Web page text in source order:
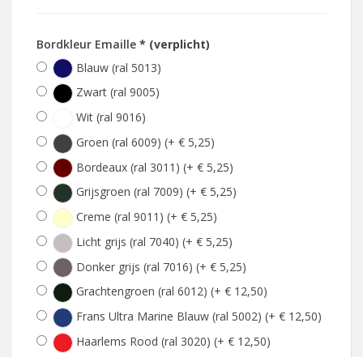
Bordkleur Emaille * (verplicht)
Blauw (ral 5013)
Zwart (ral 9005)
Wit (ral 9016)
Groen (ral 6009) (+ € 5,25)
Bordeaux (ral 3011) (+ € 5,25)
Grijsgroen (ral 7009) (+ € 5,25)
Creme (ral 9011) (+ € 5,25)
Licht grijs (ral 7040) (+ € 5,25)
Donker grijs (ral 7016) (+ € 5,25)
Grachtengroen (ral 6012) (+ € 12,50)
Frans Ultra Marine Blauw (ral 5002) (+ € 12,50)
Haarlems Rood (ral 3020) (+ € 12,50)